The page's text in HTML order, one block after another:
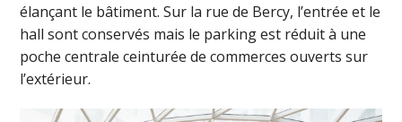
élançant le bâtiment. Sur la rue de Bercy, l’entrée et le
hall sont conservés mais le parking est réduit à une
poche centrale ceinturée de commerces ouverts sur
l’extérieur.